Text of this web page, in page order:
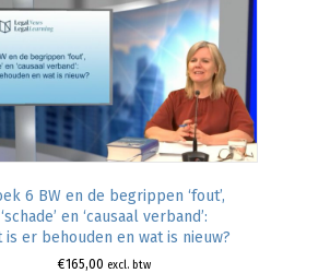
6 BW en de begrippen ‘fout’,
‘schade’ en ‘causaal verband’:
is er behouden en wat is nieuw?
€165,00 excl. btw